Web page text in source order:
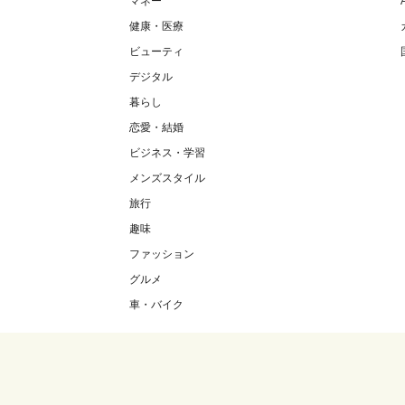
健康・医療
ビューティ
デジタル
暮らし
恋愛・結婚
ビジネス・学習
メンズスタイル
旅行
趣味
ファッション
グルメ
車・バイク